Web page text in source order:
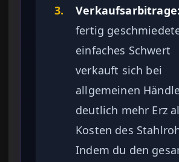
3.
Verkaufsarbitrage:
fertig
einfaches Schwert
verkauft sich bei
allgemeinen
deutlich mehr Erz
Kosten des
Indem du den